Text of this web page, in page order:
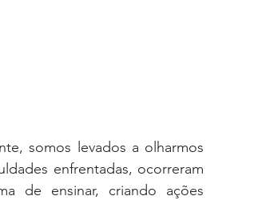
somos levados a olharmos
enfrentadas, ocorreram
de ensinar, criando ações